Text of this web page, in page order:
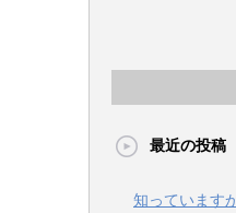
最近の投稿
知っています